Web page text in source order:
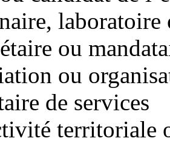
laboratoire
ou
ou
de services
territoriale